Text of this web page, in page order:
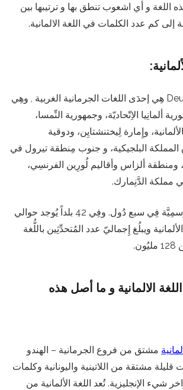
اللغة و أي اشعوب تنطق بها و ترتيبها بين
إلى كم عدد الكلمات في اللغة الالمانية.
اللُّغة الألمانية Deutsch هِي إحدَى اللغات الجرمانية الغربية , وهِي
ألمانِيا الاِتّحاديّة، وجمهورية النِّمسا،
وإِمارة لِيختنشتايِن، ودوقية
البلجيكية، و جنوب مِنطقة تيرول في
ومنطقة ألزاس وأقاليم لُورِين الفرنسِي،
الدَّنِمارك.
لُغة رسمِيَّة فِي سبع دُول. وفِي 42 بلداً يُوجد حوالي
الألمانية ويبلُغ إِجماليّ عدد المُتحدِّثِين باللُّغة
الالمانية و ما أصل هذه
مشتق من فروع الجرمانية – الهندو
قليلة مشتقة من اللاتينية واليونانية وكلمات
شيء الإنجليزية. تُعد اللغة الألمانية من